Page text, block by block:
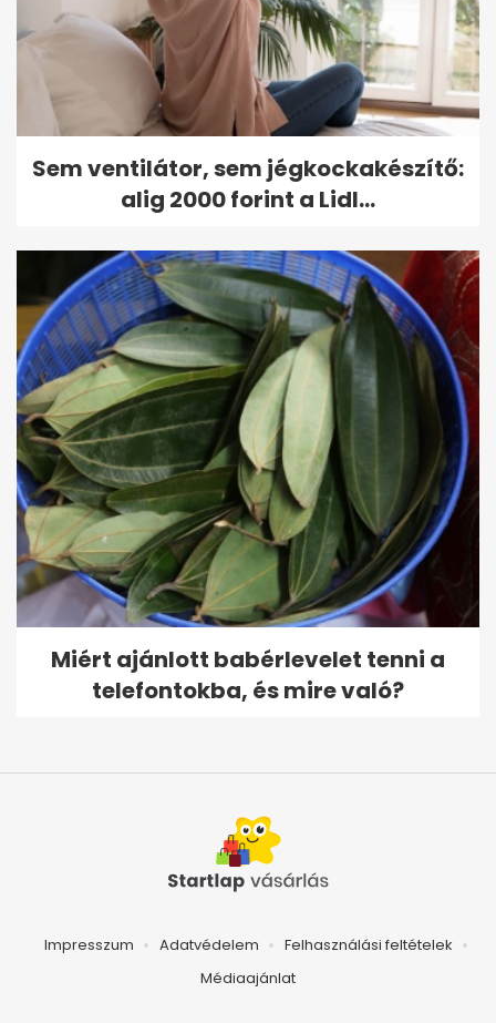
Sem ventilátor, sem jégkockakészítő:
alig 2000 forint a Lidl...
Miért ajánlott babérlevelet tenni a
telefontokba, és mire való?
Impresszum Adatvédelem
Felhasználási feltételek
Médiaajánlat